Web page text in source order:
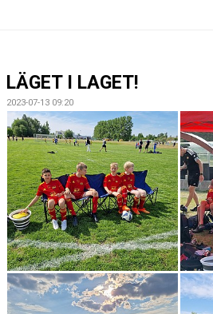
LÄGET I LAGET!
2023-07-13 09:20